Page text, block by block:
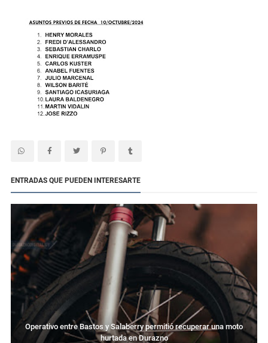
ENTRADAS QUE PUEDEN INTERESARTE
Operativo entre Bastos y Salaberry permitió recuperar una moto
hurtada en Durazno